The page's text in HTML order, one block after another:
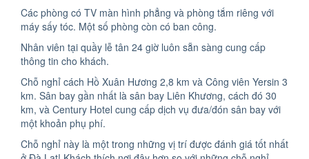
Các phòng có TV màn hình phẳng và phòng tắm riêng với
máy sấy tóc. Một số phòng còn có ban công.
Nhân viên tại quầy lễ tân 24 giờ luôn sẵn sàng cung cấp
thông tin cho khách.
Chỗ nghỉ cách Hồ Xuân Hương 2,8 km và Công viên Yersin 3
km. Sân bay gần nhất là sân bay Liên Khương, cách đó 30
km, và Century Hotel cung cấp dịch vụ đưa/đón sân bay với
một khoản phụ phí.
Chỗ nghỉ này là một trong những vị trí được đánh giá tốt nhất